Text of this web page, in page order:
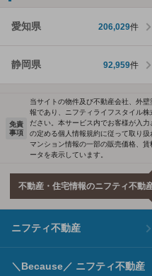
愛知県 206,029件
静岡県 92,959件
免責
事項
当サイトの物件及び不動産会社、外
報であり、ニフティライフスタイル
ださい。本サービス内でお客様が入
の定める個人情報規約に従って取り扱
マンション情報の一部の販売価格、
ータを表示しています。
不動産・住宅情報のニフティ不動
ニフティ不動産
＼Because／ ニフティ不動産